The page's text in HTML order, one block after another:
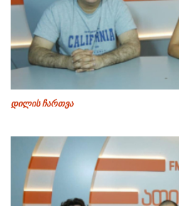
დილის ჩართვა